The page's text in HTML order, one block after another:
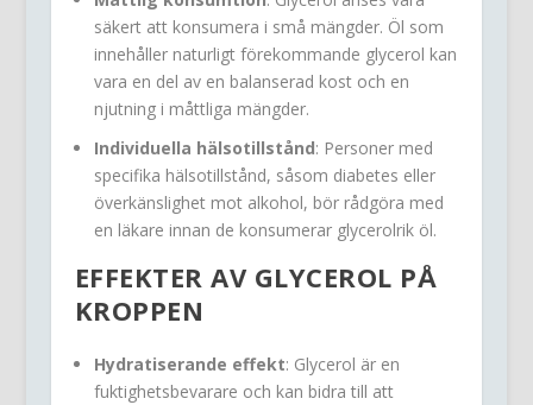
säkert att konsumera i små mängder. Öl som
innehåller naturligt förekommande glycerol kan
vara en del av en balanserad kost och en
njutning i måttliga mängder.
Individuella hälsotillstånd: Personer med
specifika hälsotillstånd, såsom diabetes eller
överkänslighet mot alkohol, bör rådgöra med
en läkare innan de konsumerar glycerolrik öl.
EFFEKTER AV GLYCEROL PÅ
KROPPEN
Hydratiserande effekt: Glycerol är en
fuktighetsbevarare och kan bidra till att